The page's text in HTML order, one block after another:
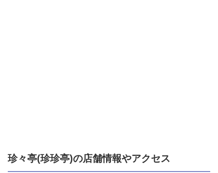
珍々亭(珍珍亭)の店舗情報やアクセス